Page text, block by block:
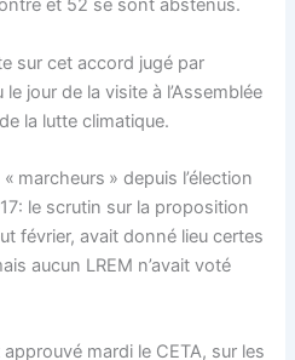
et 52 se sont abstenus.
sur cet accord jugé par
jour de la visite à l’Assemblée
la lutte climatique.
marcheurs » depuis l’élection
le scrutin sur la proposition
février, avait donné lieu certes
aucun LREM n’avait voté
mardi le CETA, sur les